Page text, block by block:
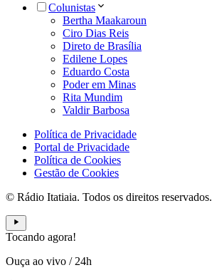
Colunistas
Bertha Maakaroun
Ciro Dias Reis
Direto de Brasília
Edilene Lopes
Eduardo Costa
Poder em Minas
Rita Mundim
Valdir Barbosa
Política de Privacidade
Portal de Privacidade
Política de Cookies
Gestão de Cookies
© Rádio Itatiaia. Todos os direitos reservados.
Tocando agora!
Ouça ao vivo / 24h